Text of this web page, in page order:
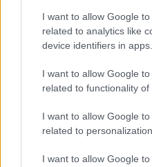
I want to allow Google
related to analytics like
device identifiers in apps.
I want to allow Google
related to functionality of
I want to allow Google
related to personalization.
I want to allow Google
19/
16/